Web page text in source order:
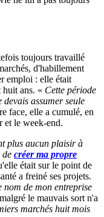
toujours travaillé
d'habillement
emploi : elle était
huit ans. « Cette période
assumer seule
face, elle a cumulé, en
et le week-end.
plus aucun plaisir à
de créer ma propre
était sur le point de
a freiné ses projets.
de mon entreprise
le mauvais sort n'a
marchés huit mois